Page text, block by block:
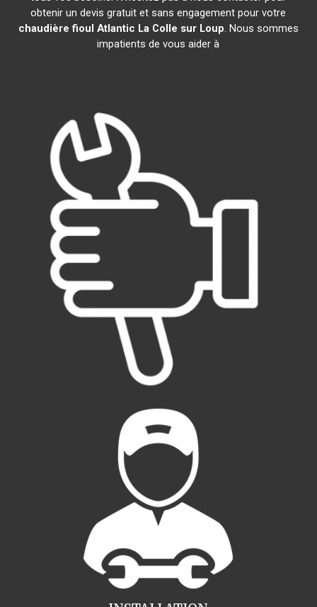
obtenir un devis gratuit et sans engagement pour votre
chaudière fioul Atlantic La Colle sur Loup. Nous sommes
impatients de vous aider à